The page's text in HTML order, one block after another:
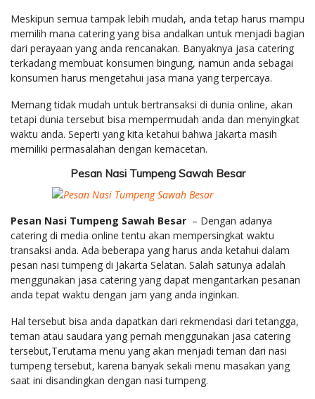
Meskipun semua tampak lebih mudah, anda tetap harus mampu
memilih mana catering yang bisa andalkan untuk menjadi bagian
dari perayaan yang anda rencanakan. Banyaknya jasa catering
terkadang membuat konsumen bingung, namun anda sebagai
konsumen harus mengetahui jasa mana yang terpercaya.
Memang tidak mudah untuk bertransaksi di dunia online, akan
tetapi dunia tersebut bisa mempermudah anda dan menyingkat
waktu anda. Seperti yang kita ketahui bahwa Jakarta masih
memiliki permasalahan dengan kemacetan.
Pesan Nasi Tumpeng Sawah Besar
Pesan Nasi Tumpeng Sawah Besar – Dengan adanya
catering di media online tentu akan mempersingkat waktu
transaksi anda. Ada beberapa yang harus anda ketahui dalam
pesan nasi tumpeng di Jakarta Selatan. Salah satunya adalah
menggunakan jasa catering yang dapat mengantarkan pesanan
anda tepat waktu dengan jam yang anda inginkan.
Hal tersebut bisa anda dapatkan dari rekmendasi dari tetangga,
teman atau saudara yang pernah menggunakan jasa catering
tersebut,Terutama menu yang akan menjadi teman dari nasi
tumpeng tersebut, karena banyak sekali menu masakan yang
saat ini disandingkan dengan nasi tumpeng.